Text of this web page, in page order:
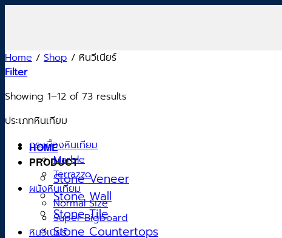
HOME
PRODUCT
Stone Veneer
Stone Wall
Stone Tile
Stone Countertops
Home / Shop / หินวีเนียร์
Filter
Showing 1–12 of 73 results
ประเภทหินเทียม
กระเบื้องหินเทียม
Marble
Terrazzo
ผนังหินเทียม
Normal Size
Super Bigboard
หินวีเนียร์